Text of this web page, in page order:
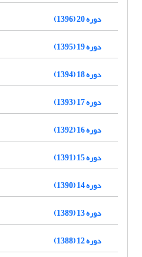
دوره 20 (1396)
دوره 19 (1395)
دوره 18 (1394)
دوره 17 (1393)
دوره 16 (1392)
دوره 15 (1391)
دوره 14 (1390)
دوره 13 (1389)
دوره 12 (1388)